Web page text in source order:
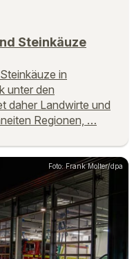
Steinkäuze
in
unter den
daher Landwirte und
Regionen, …
Foto: Frank Molter/dpa